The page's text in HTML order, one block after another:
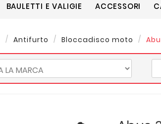
BAULETTI E VALIGIE ACCESSORI
Antifurto Bloccadisco moto